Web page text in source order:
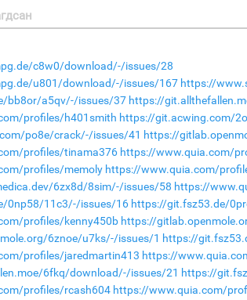
c8w0/download/-/issues/28
u801/download/-/issues/167 https://
bb8or/a5qv/-/issues/37 https://
profiles/h401smith https://git.acwing.com/
po8e/crack/-/issues/41 https://
profiles/tinama376 https://www.quia.com/
profiles/memoly https://www.quia.com/
6zx8d/8sim/-/issues/58 https://
0np58/11c3/-/issues/16 https://git.fsz53.de/
profiles/kenny450b https://
6znoe/u7ks/-/issues/1 https://
profiles/jaredmartin413 https://
6fkq/download/-/issues/21 https://
profiles/rcash604 https://www.quia.com/